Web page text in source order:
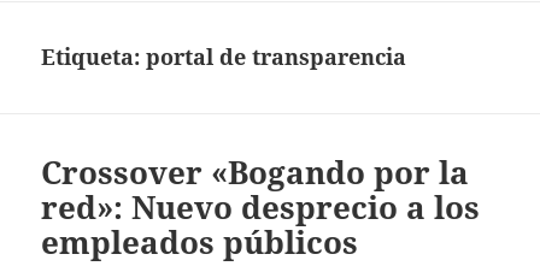
Etiqueta:portal de transparencia
Crossover «Bogando por la
red»: Nuevo desprecio a los
empleados públicos